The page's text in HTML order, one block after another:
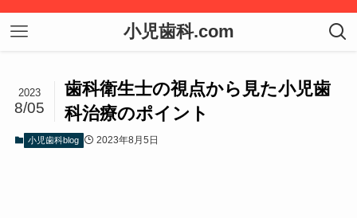
小児歯科.com
歯科衛生士の視点から見た小児歯
科治療のポイント
2023
8/05
小児歯科blog 2023年8月5日